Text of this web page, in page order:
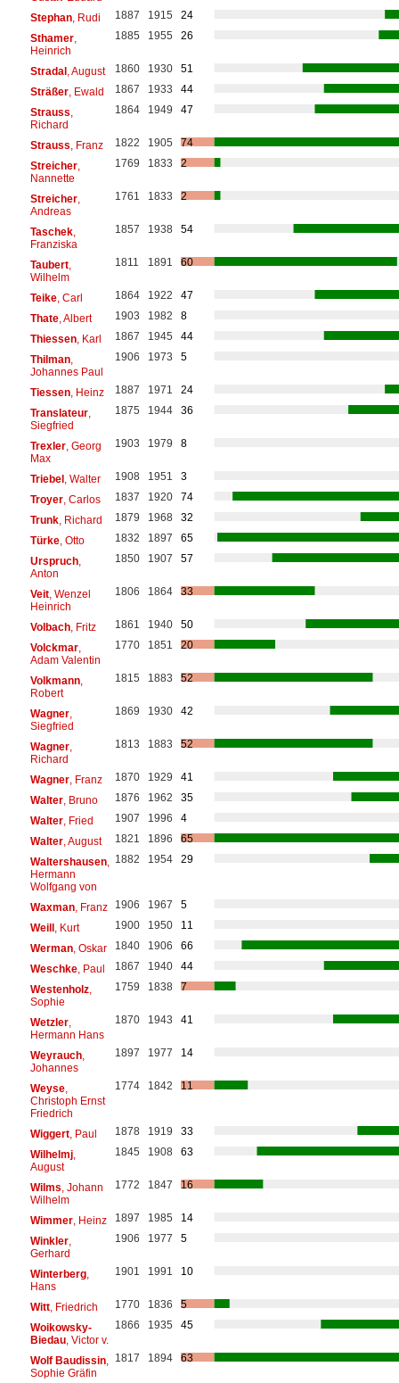
Stephan, Rudi 1887 1915
24
Sthamer,
Heinrich
1885 1955 26
Stradal, August 1860 1930
51
Sträßer, Ewald 1867 1933
44
Strauss
Richard
1864 1949 47
Strauss , Franz 1822 1905
74
Streicher,
Nannette
1769 1833 2
Streicher,
Andreas
1761 1833 2
Taschek,
Franziska
1857 1938 54
Taubert,
Wilhelm
1811 1891 60
Teike, Carl 1864 1922
47
Thate, Albert 1903 1982
8
Thiessen, Karl 1867 1945
44
Thilman,
Johannes Paul
1906 1973 5
Tiessen, Heinz 1887 1971
24
Translateur,
Siegfried
1875 1944 36
Trexler, Georg
Max
1903 1979 8
Triebel, Walter 1908 1951
3
Troyer, Carlos 1837 1920
74
Trunk, Richard 1879 1968
32
Türke, Otto 1832 1897
65
Urspruch,
Anton
1850 1907 57
Veit, Wenzel
Heinrich
1806 1864 33
Volbach, Fritz 1861 1940
50
Volckmar,
Adam Valentin
1770 1851 20
Volkmann,
Robert
1815 1883 52
Wagner,
Siegfried
1869 1930 42
Wagner,
Richard
1813 1883 52
Wagner, Franz 1870 1929
41
Walter, Bruno 1876 1962
35
Walter, Fried 1907 1996
4
Walter, August 1821 1896
65
Waltershausen,
Hermann
Wolfgang von
1882 1954 29
Waxman, Franz 1906 1967
5
Weill, Kurt 1900 1950
11
Werman, Oskar 1840 1906
66
Weschke, Paul 1867 1940
44
Westenholz,
Sophie
1759 1838 7
Wetzler,
Hermann Hans
1870 1943 41
Weyrauch,
Johannes
1897 1977 14
Weyse,
Christoph Ernst
Friedrich
1774 1842 11
Wiggert, Paul 1878 1919
33
Wilhelmj,
August
1845 1908 63
Wilms , Johann
Wilhelm
1772 1847 16
Wimmer, Heinz 1897 1985
14
Winkler,
Gerhard
1906 1977 5
Winterberg,
Hans
1901 1991 10
Witt, Friedrich 1770 1836
5
Woikowsky-
Biedau, Victor v.
1866 1935 45
Wolf Baudissin,
Sophie Gräfin
1817 1894 63